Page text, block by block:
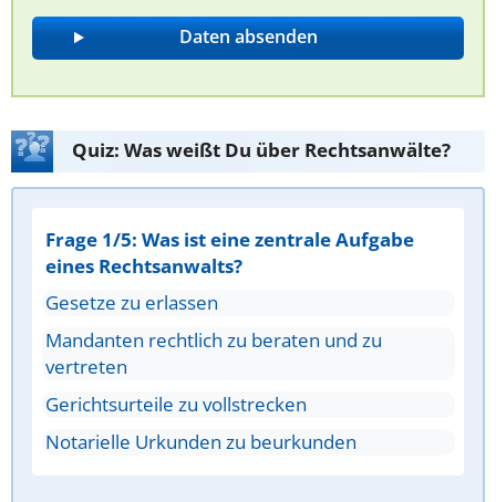
Quiz: Was weißt Du über Rechtsanwälte?
Frage 1/5: Was ist eine zentrale Aufgabe
eines Rechtsanwalts?
Gesetze zu erlassen
Mandanten rechtlich zu beraten und zu
vertreten
Gerichtsurteile zu vollstrecken
Notarielle Urkunden zu beurkunden